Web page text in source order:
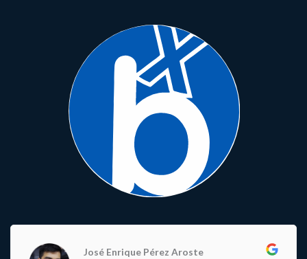
José Enrique Pérez Aroste